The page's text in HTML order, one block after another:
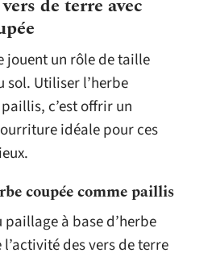
de terre avec
jouent un rôle de taille
sol. Utiliser l’herbe
c’est offrir un
idéale pour ces
coupée comme paillis
à base d’herbe
des vers de terre